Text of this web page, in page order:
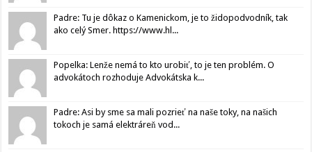
Padre: Tu je dôkaz o Kamenickom, je to židopodvodník, tak
ako celý Smer. https://www.hl...
Popelka: Lenže nemá to kto urobiť, to je ten problém. O
advokátoch rozhoduje Advokátska k...
Padre: Asi by sme sa mali pozrieť na naše toky, na našich
tokoch je samá elektráreň vod...